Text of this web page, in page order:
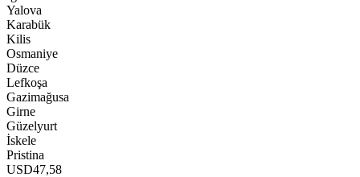
Yalova
Karabük
Kilis
Osmaniye
Düzce
Lefkoşa
Gazimağusa
Girne
Güzelyurt
İskele
Pristina
USD47,58